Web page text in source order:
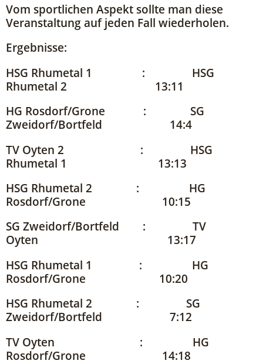
Vom sportlichen Aspekt sollte man diese
Veranstaltung auf jeden Fall wiederholen.
Ergebnisse:
HSG Rhumetal 1 : HSG
Rhumetal 2 13:11
HG Rosdorf/Grone : SG
Zweidorf/Bortfeld 14:4
TV Oyten 2 : HSG
Rhumetal 1 13:13
HSG Rhumetal 2 : HG
Rosdorf/Grone 10:15
SG Zweidorf/Bortfeld : TV
Oyten 13:17
HSG Rhumetal 1 : HG
Rosdorf/Grone 10:20
HSG Rhumetal 2 : SG
Zweidorf/Bortfeld 7:12
TV Oyten : HG
Rosdorf/Grone 14:18